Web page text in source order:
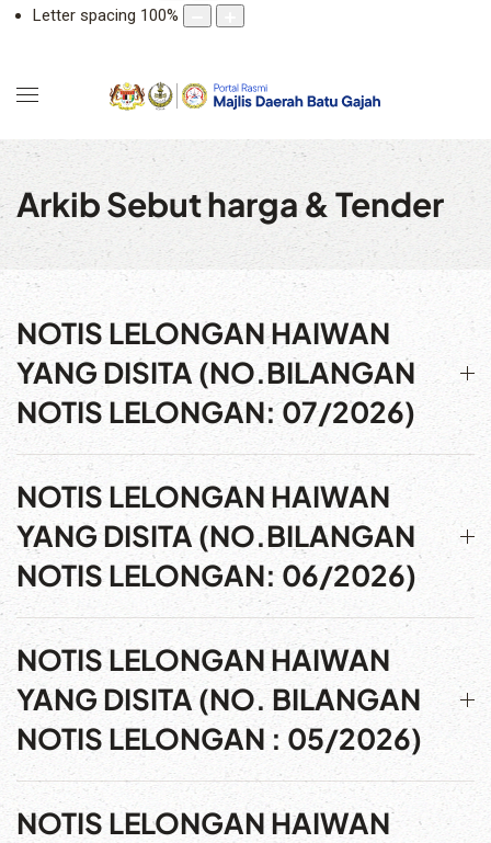
Letter spacing 100%
Arkib Sebut harga & Tender
NOTIS LELONGAN HAIWAN
YANG DISITA (NO.BILANGAN
NOTIS LELONGAN: 07/2026)
NOTIS LELONGAN HAIWAN
YANG DISITA (NO.BILANGAN
NOTIS LELONGAN: 06/2026)
NOTIS LELONGAN HAIWAN
YANG DISITA (NO. BILANGAN
NOTIS LELONGAN : 05/2026)
NOTIS LELONGAN HAIWAN